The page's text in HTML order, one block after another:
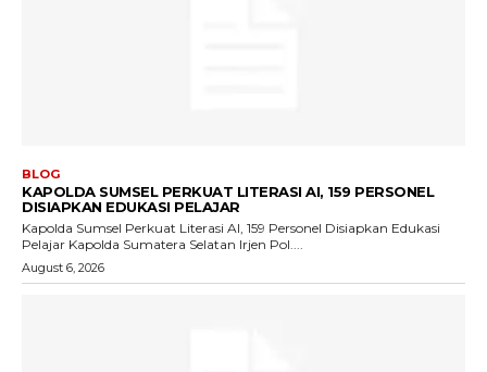
BLOG
KAPOLDA SUMSEL PERKUAT LITERASI AI, 159 PERSONEL
DISIAPKAN EDUKASI PELAJAR
Kapolda Sumsel Perkuat Literasi AI, 159 Personel Disiapkan Edukasi
Pelajar Kapolda Sumatera Selatan Irjen Pol....
August 6, 2026